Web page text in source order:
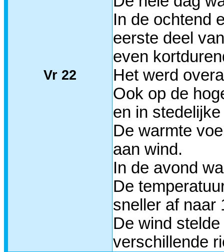
Vr 22
In de ochtend
eerste deel
even
Het werd
Ook op de
en in
De warmte
aan wind.
In de avond
De
sneller af naar
De wind
verschillende